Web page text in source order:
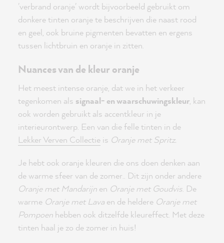
'verbrand oranje' wordt bijvoorbeeld gebruikt om
donkere tinten oranje te beschrijven die naast rood
en geel, ook bruine pigmenten bevatten en ergens
tussen lichtbruin en oranje in zitten.
Nuances van de kleur oranje
Het meest intense oranje, dat we in het verkeer
tegenkomen als signaal- en waarschuwingskleur, kan
ook worden gebruikt als accentkleur in je
interieurontwerp. Een van die felle tinten in de
Lekker Verven Collectie is Oranje met Spritz.
Je hebt ook oranje kleuren die ons doen denken aan
de warme sfeer van de zomer.. Dit zijn onder andere
Oranje met Mandarijn en Oranje met Goudvis. De
warme Oranje met Lava en de heldere Oranje met
Pompoen hebben ook ditzelfde kleureffect. Met deze
tinten haal je zo de zomer in huis!